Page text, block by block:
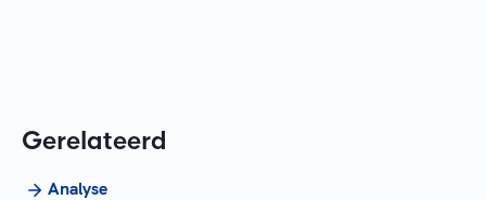
Gerelateerd
Analyse